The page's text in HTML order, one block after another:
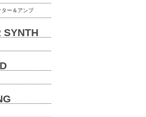
ター＆アンプ
SYNTH